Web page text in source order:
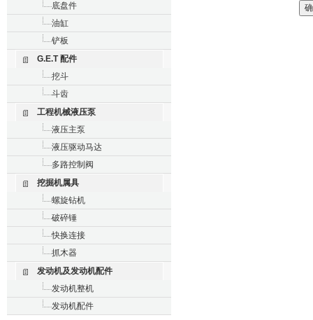
底盘件
油缸
铲板
G.E.T 配件
挖斗
斗齿
工程机械液压泵
液压主泵
液压驱动马达
多路控制阀
挖掘机属具
螺旋钻机
破碎锤
快换连接
抓木器
发动机及发动机配件
发动机整机
发动机配件